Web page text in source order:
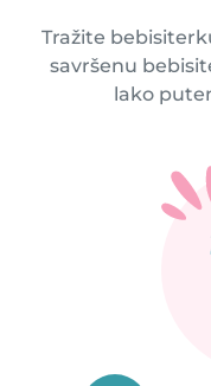
Tražite
savršenu
lako